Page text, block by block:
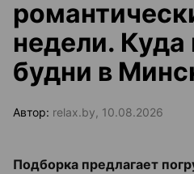
недели. Куда
будни в
Автор: relax.by, 10.08.2026
Подборка предлагает